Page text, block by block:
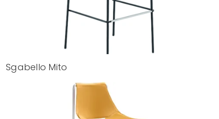
Sgabello Mito